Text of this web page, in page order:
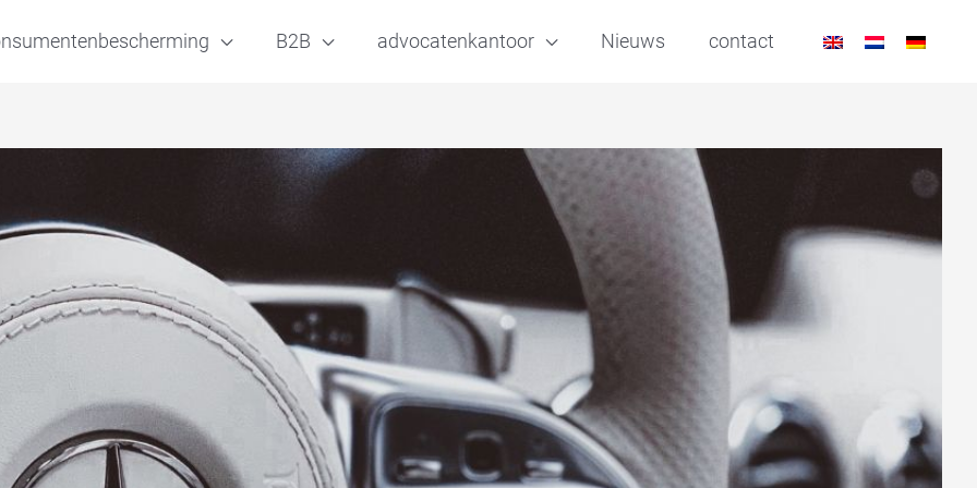
B2B advocatenkantoor Nieuws contact